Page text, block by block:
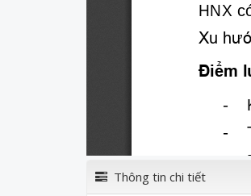
Thông tin chi tiết